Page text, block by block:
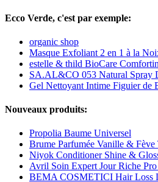
Ecco Verde, c'est par exemple:
organic shop
Masque Exfoliant 2 en 1 à la
estelle & thild BioCare
SA.AL&CO 053 Natural Spray
Gel Nettoyant Intime Figuier de
Nouveaux produits:
Propolia Baume Universel
Brume Parfumée Vanille & Fève
Niyok Conditioner Shine &
Avril Soin Expert Jour Riche
BEMA COSMETICI Hair Loss